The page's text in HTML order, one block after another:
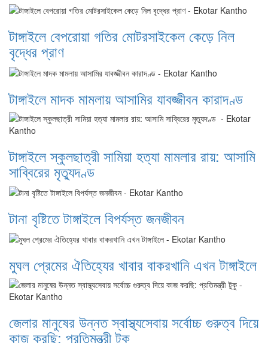
টাঙ্গাইলে বেপরোয়া গতির মোটরসাইকেল কেড়ে নিল
বৃদ্ধের প্রাণ
টাঙ্গাইলে মাদক মামলায় আসামির যাবজ্জীবন কারাদণ্ড
টাঙ্গাইলে স্কুলছাত্রী সামিয়া হত্যা মামলার রায়: আসামি
সাব্বিরের মৃত্যুদণ্ড
টানা বৃষ্টিতে টাঙ্গাইলে বিপর্যস্ত জনজীবন
মুঘল প্রেমের ঐতিহ্যের খাবার বাকরখানি এখন টাঙ্গাইলে
জেলার মানুষের উন্নত স্বাস্থ্যসেবায় সর্বোচ্চ গুরুত্ব দিয়ে
কাজ করছি: প্রতিমন্ত্রী টুকু